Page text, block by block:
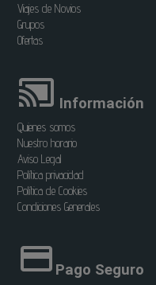
Viajes de Novios
Grupos
Ofertas
Información
Quienes somos
Nuestro horario
Aviso Legal
Política privacidad
Política de Cookies
Condiciones Generales
Pago Seguro